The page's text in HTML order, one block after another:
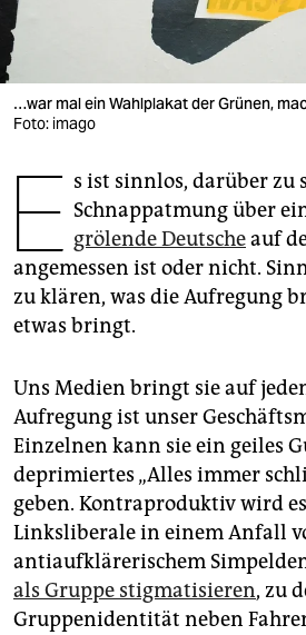
veranstaltungen
fragen & hilfe
abo
genossenschaft
epaper login
…war mal ein Wahlplakat der Grünen,
Foto: imago
E s ist sinnlos, darüber zu
Schnappatmung über
grölende Deutscheauf
angemessen ist oder nicht.
zu klären, was die Aufregung
etwas bringt.
Uns Medien bringt sie auf
Aufregung ist unser
Einzelnen kann sie ein geiles
deprimiertes „Alles immer
geben. Kontraproduktiv wird
Linksliberale in einem Anfall
antiaufklärerischem
als Gruppe stigmatisieren, zu
Gruppenidentität neben